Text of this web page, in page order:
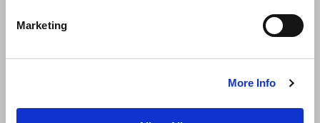
Marketing
More Info